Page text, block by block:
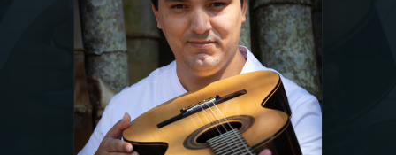
PODCASTS
VIDEOCASTS
ÚLTIMAS